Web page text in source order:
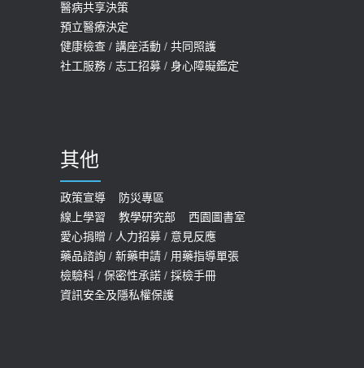
2026-05-14
20歲迪士尼男星因癲癇猝逝 老人小
孩最好發、醫師點出8大前兆
2019-07-09
預約
2022-01-07
114年【公費流感及新冠疫苗】門診
預約
2025-09-30
醫病共享決策
預立醫療決定
健康檢查 / 講座活動 / 共同照護
社工服務 / 志工招募 / 身心障礙鑑定
其他
政策宣導
防災專區
線上學習
教學研究部
西園圖書室
愛心捐贈 / 人力招募 / 意見反應
藥品諮詢 / 新藥申請 / 用藥指導單張
檢驗科 / 保密性承諾 / 採檢手冊
資訊安全及隱私權保護